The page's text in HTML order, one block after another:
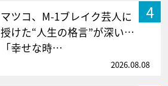
4
マツコ、M-1ブレイク芸人に
授けた“人生の格言”が深い…
「幸せな時…
2026.08.08